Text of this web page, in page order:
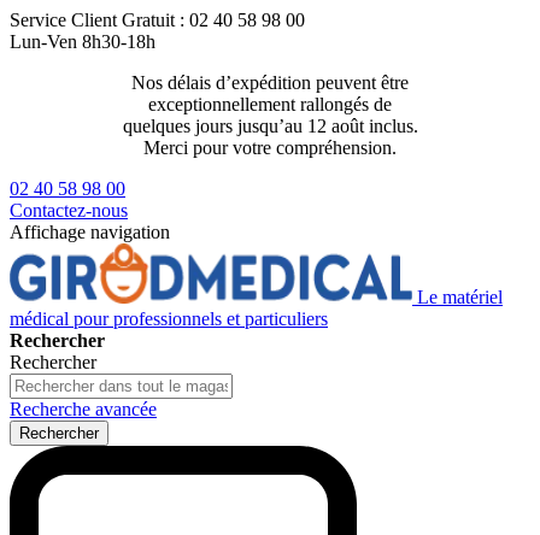
Service Client Gratuit : 02 40 58 98 00
Lun-Ven 8h30-18h
Nos délais d’expédition peuvent être
exceptionnellement rallongés de
quelques jours jusqu’au 12 août inclus.
Merci pour votre compréhension.
02 40 58 98 00
Contactez-nous
Affichage navigation
Le matériel
médical pour professionnels et particuliers
Rechercher
Rechercher
Recherche avancée
Rechercher